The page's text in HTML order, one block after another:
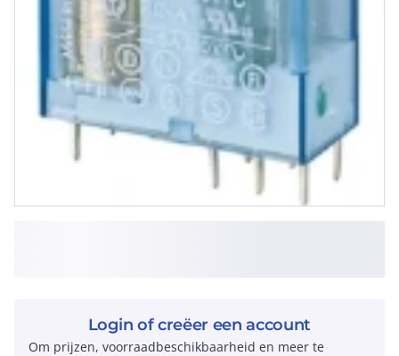
Login of creëer een account
Om prijzen, voorraadbeschikbaarheid en meer te